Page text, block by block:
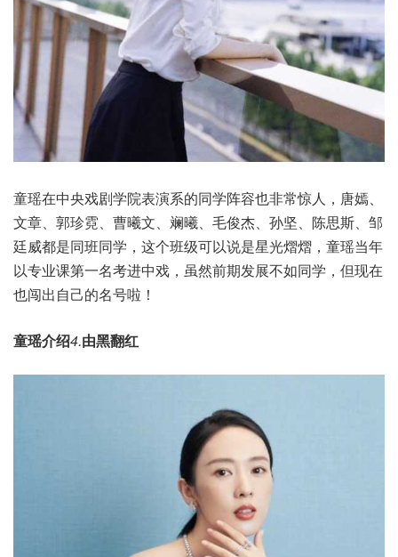
童瑶在中央戏剧学院表演系的同学阵容也非常惊人，唐嫣、
文章、郭珍霓、曹曦文、斓曦、毛俊杰、孙坚、陈思斯、邹
廷威都是同班同学，这个班级可以说是星光熠熠，童瑶当年
以专业课第一名考进中戏，虽然前期发展不如同学，但现在
也闯出自己的名号啦！
童瑶介绍4.由黑翻红